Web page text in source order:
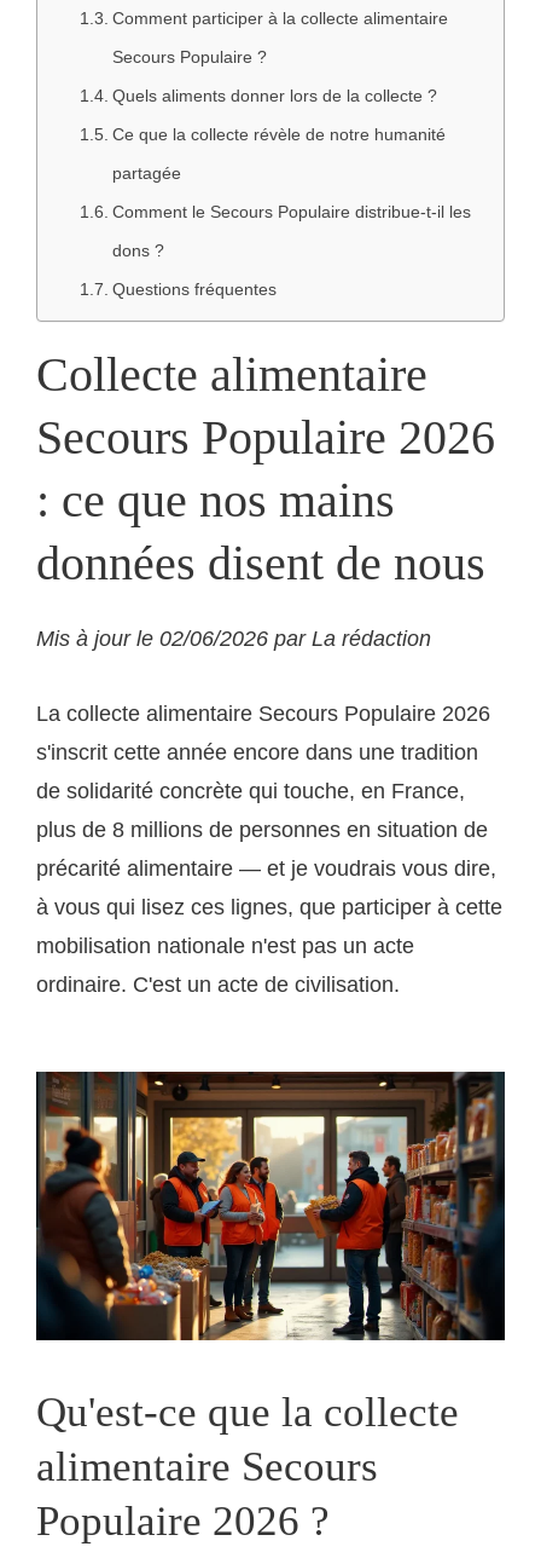
Comment participer à la collecte alimentaire
Secours Populaire ?
Quels aliments donner lors de la collecte ?
Ce que la collecte révèle de notre humanité
partagée
Comment le Secours Populaire distribue-t-il les
dons ?
Questions fréquentes
Collecte alimentaire
Secours Populaire 2026
: ce que nos mains
données disent de nous
Mis à jour le 02/06/2026 par La rédaction
La collecte alimentaire Secours Populaire 2026
s'inscrit cette année encore dans une tradition
de solidarité concrète qui touche, en France,
plus de 8 millions de personnes en situation de
précarité alimentaire — et je voudrais vous dire,
à vous qui lisez ces lignes, que participer à cette
mobilisation nationale n'est pas un acte
ordinaire. C'est un acte de civilisation.
Qu'est-ce que la collecte
alimentaire Secours
Populaire 2026 ?